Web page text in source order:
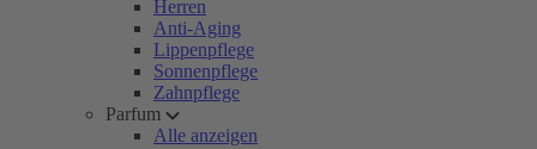
Herren
Anti-Aging
Lippenpflege
Sonnenpflege
Zahnpflege
Parfum
Alle anzeigen